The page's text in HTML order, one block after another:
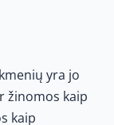
yra jo
žinomos kaip
kaip